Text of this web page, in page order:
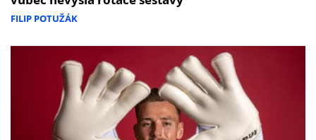
FILIP POTUŽÁK